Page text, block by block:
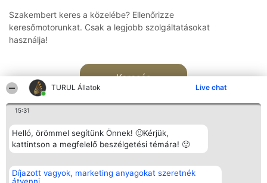
TURUL Állatok Live chat
15:31
Helló, örömmel segítünk Önnek! 🙂Kérjük,
kattintson a megfelelő beszélgetési témára! 🙂
Díjazott vagyok, marketing anyagokat szeretnék
Szakembert keres a közelébe? Ellenőrizze
keresőmotorunkat. Csak a legjobb szolgáltatásokat
használja!
Keresés
Rangsorszervező
SC Beautiful Company S.R.L.
Népszavazás
Nyertesek
Elérhetőség
Elérhetőség